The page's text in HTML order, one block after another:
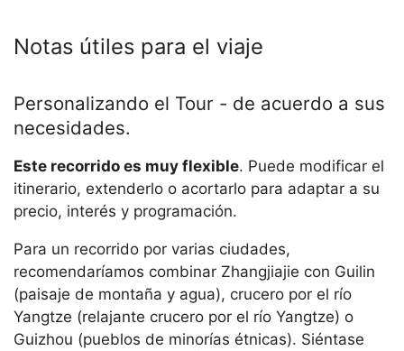
Notas útiles para el viaje
Personalizando el Tour - de acuerdo a sus
necesidades.
Este recorrido es muy flexible. Puede modificar el
itinerario, extenderlo o acortarlo para adaptar a su
precio, interés y programación.
Para un recorrido por varias ciudades,
recomendaríamos combinar Zhangjiajie con Guilin
(paisaje de montaña y agua), crucero por el río
Yangtze (relajante crucero por el río Yangtze) o
Guizhou (pueblos de minorías étnicas). Siéntase